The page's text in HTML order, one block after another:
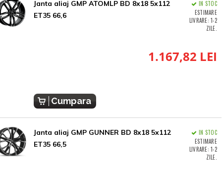
Janta aliaj GMP ATOMLP BD 8x18 5x112
ET35 66,6
IN STOC
ESTIMARE
LIVRARE: 1-2
ZILE.
1.167,82 LEI
Cumpara
Janta aliaj GMP GUNNER BD 8x18 5x112
ET35 66,5
IN STOC
ESTIMARE
LIVRARE: 1-2
ZILE.